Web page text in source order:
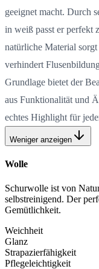
geeignet macht. Durch
in weiß passt er perfekt
natürliche Material
verhindert
Grundlage bietet der
aus Funktionalität und
echtes Highlight für
Weniger anzeigen
Wolle
Schurwolle ist von
selbstreinigend. Der
Gemütlichkeit.
Weichheit
Glanz
Strapazierfähigkeit
Pflegeleichtigkeit